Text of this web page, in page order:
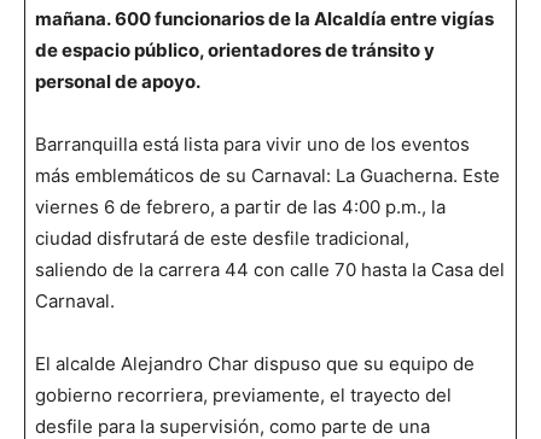
mañana. 600 funcionarios de la Alcaldía entre vigías
de espacio público, orientadores de tránsito y
personal de apoyo.
Barranquilla está lista para vivir uno de los eventos
más emblemáticos de su Carnaval: La Guacherna. Este
viernes 6 de febrero, a partir de las 4:00 p.m., la
ciudad disfrutará de este desfile tradicional,
saliendo de la carrera 44 con calle 70 hasta la Casa del
Carnaval.
El alcalde Alejandro Char dispuso que su equipo de
gobierno recorriera, previamente, el trayecto del
desfile para la supervisión, como parte de una